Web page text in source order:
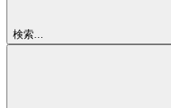
検索...